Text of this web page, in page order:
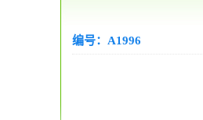
编号：A1996